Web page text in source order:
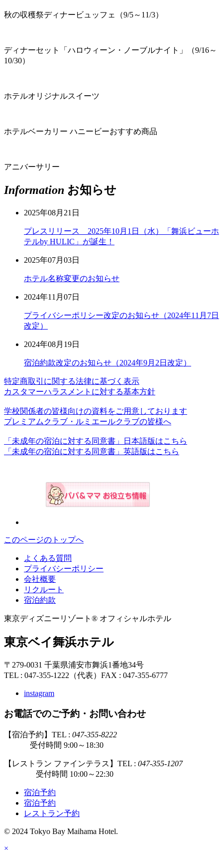
秋の収穫祭ディナービュッフェ（9/5～11/3）
ディナーセット「ハロウィーン・ノーブルナイト」（9/16～
10/30）
ホテルオリジナルスイーツ
ホテルベーカリー ハニービーおすすめ商品
アニバーサリー
Information お知らせ
2025年08月21日
プレスリリース 2025年10月1日（水）「舞浜ビューホ
テルby HULIC」が誕生！
2025年07月03日
ホテル名称変更のお知らせ
2024年11月07日
プライバシーポリシー改定のお知らせ（2024年11月7日
改定）
2024年08月19日
宿泊約款改定のお知らせ（2024年9月2日改定）
特定商取引に関する法律に基づく表示
カスタマーハラスメントに対する基本方針
学校関係者の皆様向けの資料をご用意しております
プレミアムクラブ・ルミエールクラブの皆様へ
「未成年の宿泊に対する同意書」日本語版はこちら
「未成年の宿泊に対する同意書」英語版はこちら
このページのトップへ
よくある質問
プライバシーポリシー
会社概要
リクルート
宿泊約款
東京ディズニーリゾート® オフィシャルホテル
東京ベイ舞浜ホテル
〒279-0031 千葉県浦安市舞浜1番地34号
TEL : 047-355-1222（代表） FAX : 047-355-6777
instagram
お電話でのご予約・お問い合わせ
【宿泊予約】TEL : 047-355-8222
受付時間 9:00～18:30
【レストラン ファインテラス】TEL : 047-355-1207
受付時間 10:00～22:30
宿泊予約
宿泊予約
レストラン予約
© 2024 Tokyo Bay Maihama Hotel.
×